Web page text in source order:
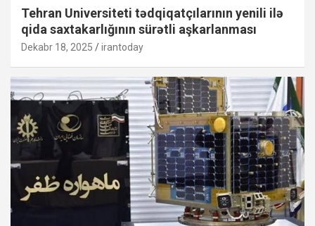
Tehran Universiteti tədqiqatçılarının yenili ilə
qida saxtakarlığının sürətli aşkarlanması
Dekabr 18, 2025 irantoday